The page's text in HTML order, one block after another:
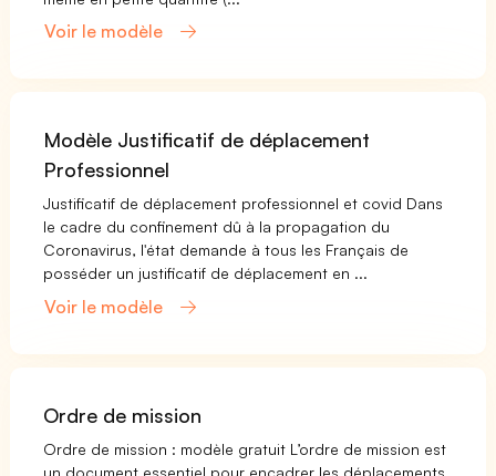
Voir le modèle
Modèle Justificatif de déplacement
Professionnel
Justificatif de déplacement professionnel et covid Dans
le cadre du confinement dû à la propagation du
Coronavirus, l'état demande à tous les Français de
posséder un justificatif de déplacement en ...
Voir le modèle
Ordre de mission
Ordre de mission : modèle gratuit L’ordre de mission est
un document essentiel pour encadrer les déplacements